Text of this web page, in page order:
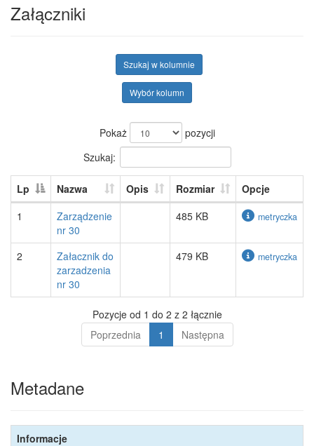
Załączniki
Szukaj w kolumnie
Wybór kolumn
Pokaż
pozycji
Szukaj:
Lp Nazwa Opis Rozmiar
Opcje
1
Zarządzenie
nr 30
485 KB metryczka
2
Załacznik do
zarzadzenia
nr 30
479 KB metryczka
Pozycje od 1 do 2 z 2 łącznie
Poprzednia
1 Następna
Metadane
Informacje